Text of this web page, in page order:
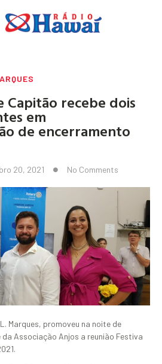
Capitão recebe dois
em
de encerramento
20, 2021 No Comments
Marques, promoveu na noite de
da Associação Anjos a reunião Festiva